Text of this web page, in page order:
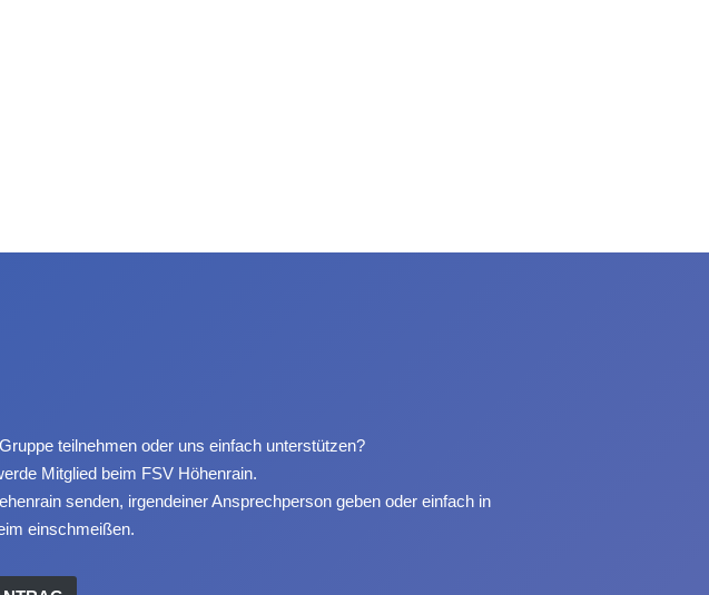
teilnehmen oder uns einfach unterstützen?
Mitglied beim FSV Höhenrain.
senden, irgendeiner Ansprechperson geben oder einfach in
einschmeißen.